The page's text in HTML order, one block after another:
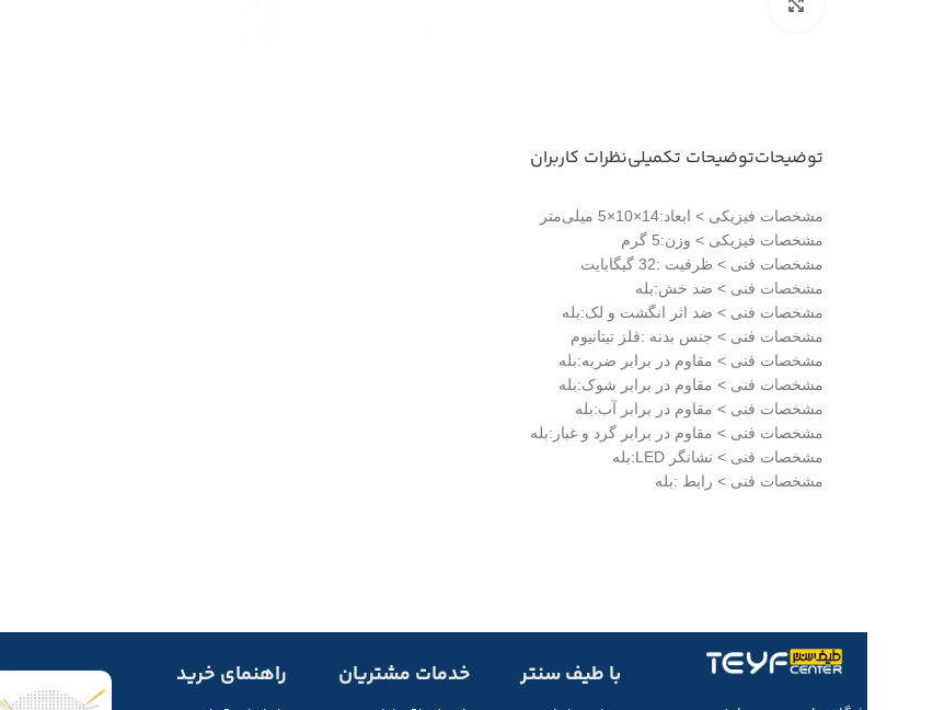
توضیحاتتوضیحات تکمیلینظرات کاربران
مشخصات فيزيکی > ابعاد:14×10×5 میلی‌متر
مشخصات فيزيکی > وزن:5 گرم
مشخصات فنی > ظرفیت :32 گیگابایت
مشخصات فنی > ضد خش:بله
مشخصات فنی > ضد اثر انگشت و لک:بله
مشخصات فنی > جنس بدنه :فلز تیتانیوم
مشخصات فنی > مقاوم در برابر ضربه:بله
مشخصات فنی > مقاوم در برابر شوک:بله
مشخصات فنی > مقاوم در برابر آب:بله
مشخصات فنی > مقاوم در برابر گرد و غبار:بله
مشخصات فنی > نشانگر LED:بله
مشخصات فنی > رابط :بله
با طیف سنتر خدمات مشتریان راهنمای خرید